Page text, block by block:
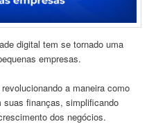
digital tem se tornado uma
empresas.
a maneira como
suas finanças, simplificando
dos negócios.